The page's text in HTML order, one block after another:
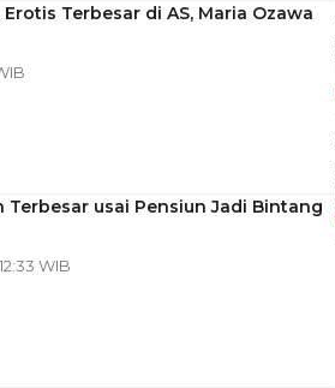
Terbesar di AS, Maria Ozawa
usai Pensiun Jadi Bintang
WIB